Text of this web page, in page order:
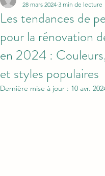
Les tendances de
pour la rénovation
en 2024 :
et styles populaires
28 mars 2024 3 min de lecture
Dernière mise à jour : 10 avr.